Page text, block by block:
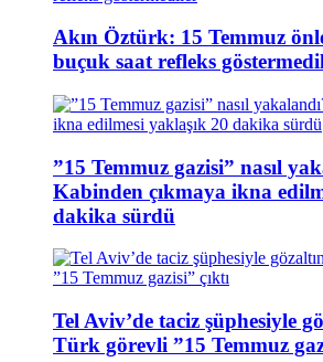
Akın Öztürk: 15 Temmuz
buçuk saat refleks
”15 Temmuz gazisi” nasıl
Kabinden çıkmaya ikna
dakika sürdü
Tel Aviv’de taciz şüphesiyle
Türk görevli ”15 Temmuz